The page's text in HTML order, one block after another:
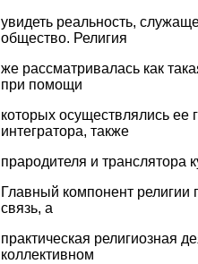
увидеть реальность,
общество. Религия
же рассматривалась как
при помощи
которых осуществлялись
интегратора, также
прародителя и транслятора
Главный компонент религии
связь, а
практическая религиозная
коллективном